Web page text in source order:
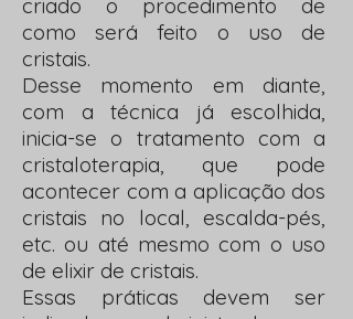
criado o procedimento de
como será feito o uso de
cristais.
Desse momento em diante,
com a técnica já escolhida,
inicia-se o tratamento com a
cristaloterapia, que pode
acontecer com a aplicação dos
cristais no local, escalda-pés,
etc. ou até mesmo com o uso
de elixir de cristais.
Essas práticas devem ser